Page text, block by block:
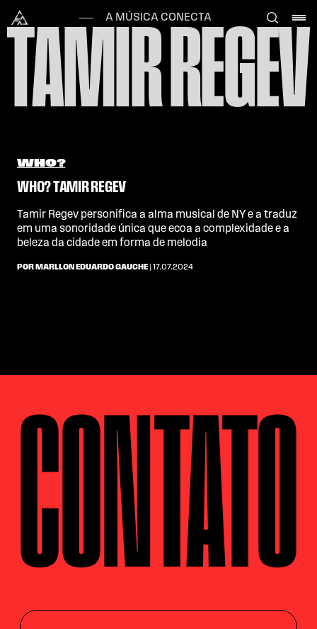
Alataj
A MÚSICA CONECTA
TAMIR REGEV
WHO?
WHO? TAMIR REGEV
Tamir Regev personifica a alma musical de NY e a traduz
em uma sonoridade única que ecoa a complexidade e a
beleza da cidade em forma de melodia
POR MARLLON EDUARDO GAUCHE | 17.07.2024
CONTATO